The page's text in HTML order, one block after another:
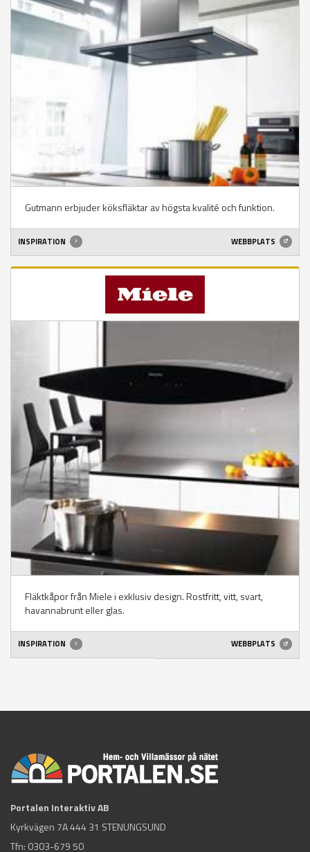
Gutmann erbjuder köksfläktar av högsta kvalité och funktion.
INSPIRATION WEBBPLATS
Fläktkåpor från Miele i exklusiv design. Rostfritt, vitt, svart,
havannabrunt eller glas.
INSPIRATION WEBBPLATS
Portalen Interaktiv AB
Kyrkvägen 7A 444 31 STENUNGSUND
Tfn: 0303-679 50